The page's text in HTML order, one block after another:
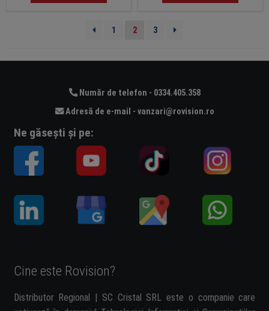
1 2 3
Număr de telefon - 0334.405.358
Adresă de e-mail - vanzari@rovision.ro
Ne găsești și pe:
Cine este Rovision?
Distributor Regional | SC Cristal SRL este o companie care